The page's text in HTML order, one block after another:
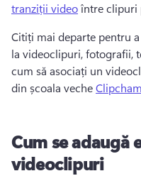
tranziții video între clipuri
Citiți mai departe pentru
la videoclipuri, fotografii,
cum să asociați un
din școala veche
Cum se adaugă
videoclipuri